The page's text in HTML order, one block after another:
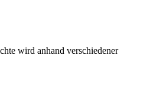
wird anhand verschiedener